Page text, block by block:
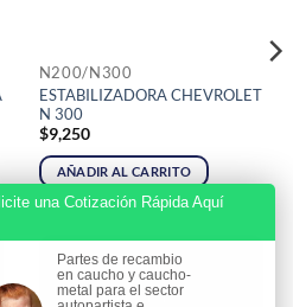
N200/N300
ESTABILIZADORA CHEVROLET
N 300
$9,250
AÑADIR AL CARRITO
AÑADIR AL
PRESUPUESTO
una Cotización Rápida Aquí
Partes de recambio
en caucho y caucho-
metal para el sector